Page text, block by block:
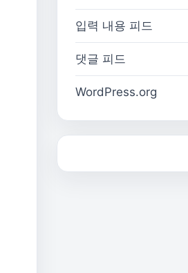
입력 내용 피드
댓글 피드
WordPress.org